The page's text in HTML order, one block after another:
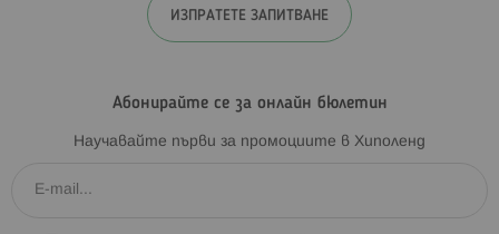
ИЗПРАТЕТЕ ЗАПИТВАНЕ
Абонирайте се за онлайн бюлетин
Научавайте първи за промоциите в Хиполенд